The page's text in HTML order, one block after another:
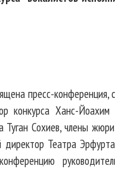
пресс-конференция,
конкурса Ханс-
Туган Сохиев, члены
директор Театра